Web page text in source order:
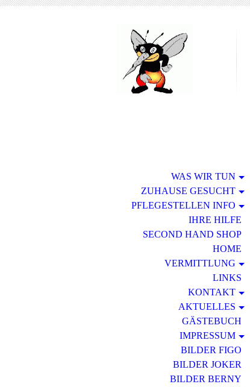
WAS WIR TUN
ZUHAUSE GESUCHT
PFLEGESTELLEN INFO
IHRE HILFE
SECOND HAND SHOP
HOME
VERMITTLUNG
LINKS
KONTAKT
AKTUELLES
GÄSTEBUCH
IMPRESSUM
BILDER FIGO
BILDER JOKER
BILDER BERNY